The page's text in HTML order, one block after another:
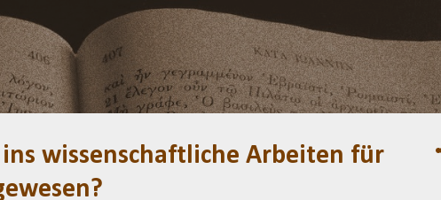
Direkt zum Hauptbereich
wissenschaftliche Arbeiten für